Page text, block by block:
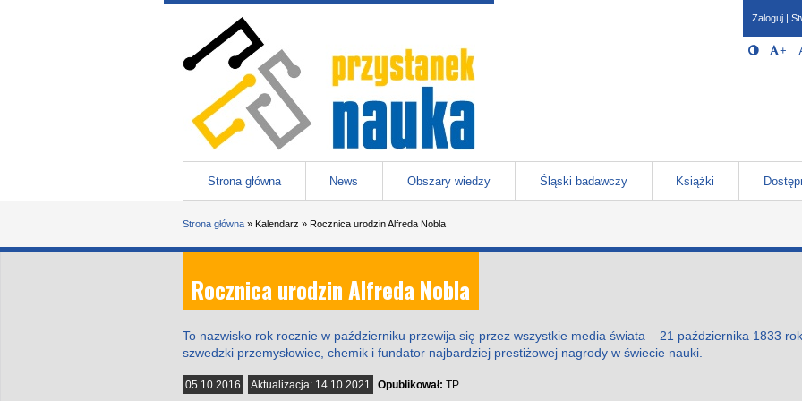
Przejdź do treści
Menu główne
Strona główna News Obszary wiedzy Śląski badawczy Książki
Zaloguj |
Opcje
Włącz/
+
Strona główna » Kalendarz » Rocznica urodzin Alfreda Nobla
Rocznica urodzin Alfreda Nobla
To nazwisko rok rocznie w październiku przewija się przez wszystkie media świata – 21 października 1833
szwedzki przemysłowiec, chemik i fundator najbardziej prestiżowej nagrody w świecie nauki.
05.10.2016 Aktualizacja: 14.10.2021 Opublikował: TP